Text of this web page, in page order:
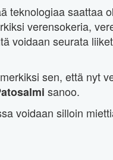
teknologiaa saattaa
verensokeria,
voidaan seurata
sen, että nyt
sanoo.
voidaan silloin